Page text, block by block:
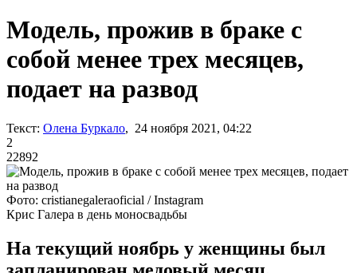
Модель, прожив в браке с
собой менее трех месяцев,
подает на развод
Текст: Олена Буркало, 24 ноября 2021, 04:22
2
22892
Фото: cristianegaleraoficial / Instagram
Крис Галера в день моносвадьбы
На текущий ноябрь у женщины был